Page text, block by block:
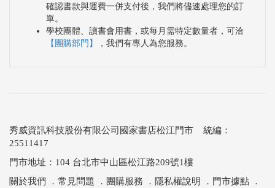
確認書款與運費一併支付後，我們將儘速處理您的訂
單。
學校團體、讀書會用書，或每月需特定數量者，可洽
【團購部門】
，我們有專人為您服務。
秀威資訊科技股份有限公司國家書店松江門市 統編：
25511417
門市地址：104 台北市中山區松江路209號1樓
關於我們
． 常見問題 ． 團購服務 ． 隱私權說明 ． 門市據點 ．